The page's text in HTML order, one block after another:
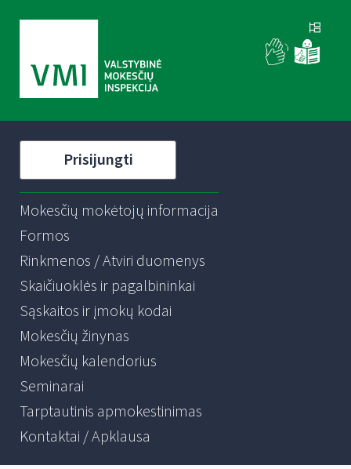
Prisijungti
Mokesčių mokėtojų informacija
Formos
Rinkmenos / Atviri duomenys
Skaičiuoklės ir pagalbininkai
Sąskaitos ir įmokų kodai
Mokesčių žinynas
Mokesčių kalendorius
Seminarai
Tarptautinis apmokestinimas
Kontaktai / Apklausa